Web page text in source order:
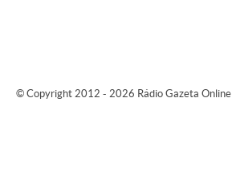
© Copyright 2012 - 2026 Rádio Gazeta Online